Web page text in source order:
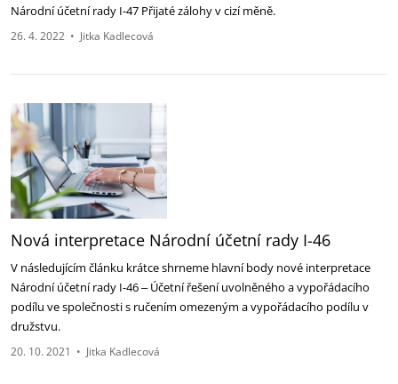
Národní účetní rady I-47 Přijaté zálohy v cizí měně.
26. 4. 2022 • Jitka Kadlecová
Nová interpretace Národní účetní rady I-46
V následujícím článku krátce shrneme hlavní body nové interpretace
Národní účetní rady I-46 ‒ Účetní řešení uvolněného a vypořádacího
podílu ve společnosti s ručením omezeným a vypořádacího podílu v
družstvu.
20. 10. 2021 • Jitka Kadlecová